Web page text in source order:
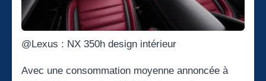
@Lexus : NX 350h design intérieur
Avec une consommation moyenne annoncée à